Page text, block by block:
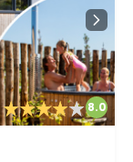
8.0